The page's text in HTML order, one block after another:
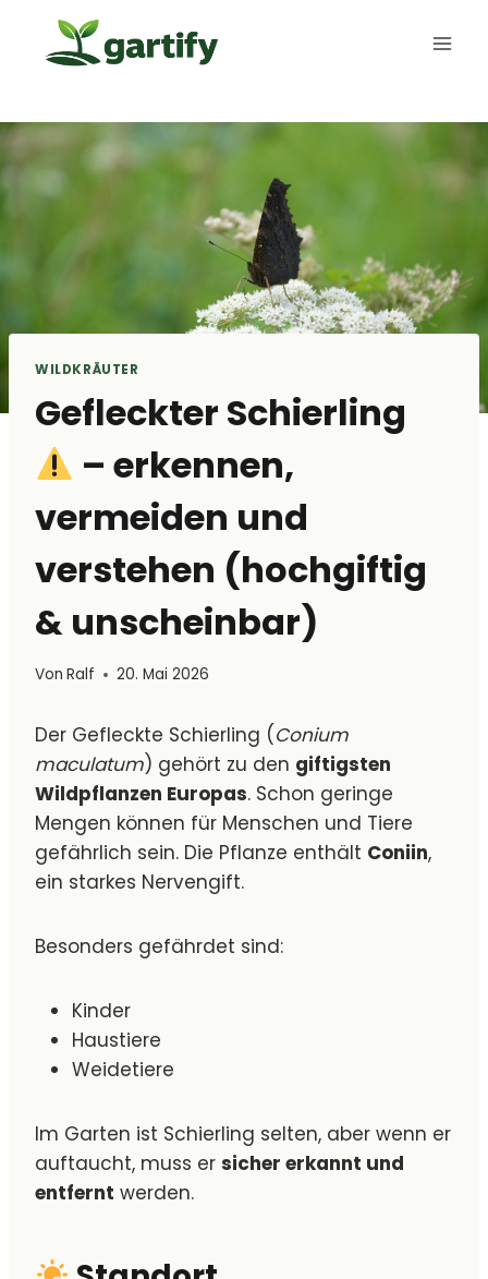
springen
WILDKRÄUTER
Gefleckter Schierling
– erkennen,
vermeiden und
verstehen (hochgiftig
& unscheinbar)
Von Ralf 20. Mai 2026
Der Gefleckte Schierling (Conium
maculatum) gehört zu den giftigsten
Wildpflanzen Europas. Schon geringe
Mengen können für Menschen und Tiere
gefährlich sein. Die Pflanze enthält Coniin,
ein starkes Nervengift.
Besonders gefährdet sind:
Kinder
Haustiere
Weidetiere
Im Garten ist Schierling selten, aber wenn er
auftaucht, muss er sicher erkannt und
entfernt werden.